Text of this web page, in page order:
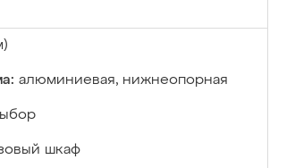
алюминиевая, нижнеопорная
шкаф